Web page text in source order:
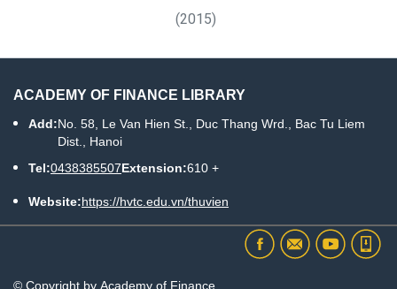
(2015)
ACADEMY OF FINANCE LIBRARY
Add:No. 58, Le Van Hien St., Duc Thang Wrd., Bac Tu Liem
Dist., Hanoi
Tel:0438385507Extension:610 +
Website:https://hvtc.edu.vn/thuvien
© Copyright by Academy of Finance